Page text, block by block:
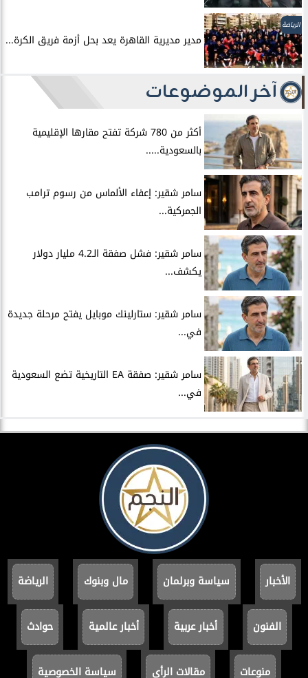
الرياضة
مدير مديرية القاهرة يعد بحل أزمة فريق الكرة...
آخر الموضوعات
أكثر من 780 شركة تفتح مقارها الإقليمية
بالسعودية.....
سامر شقير: إعفاء الألماس من رسوم ترامب
الجمركية...
سامر شقير: فشل صفقة الـ4.2 مليار دولار
يكشف...
سامر شقير: ستارلينك موبايل يفتح مرحلة جديدة
في...
سامر شقير: صفقة EA التاريخية تضع السعودية
في...
الأخبار سياسة وبرلمان مال وبنوك الرياضة
الفنون أخبار عربية أخبار عالمية حوادث
منوعات مقالات الرأي سياسة الخصوصية